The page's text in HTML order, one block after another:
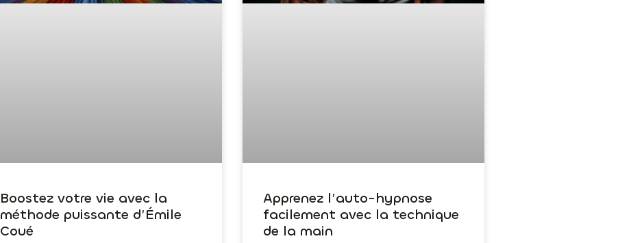
Boostez votre vie avec la
méthode puissante d’Émile
Coué
Apprenez l’auto-hypnose
facilement avec la technique
de la main